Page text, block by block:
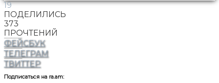
19
ПОДЕЛИЛИСЬ
373
ПРОЧТЕНИЙ
ФЕЙСБУК
ТЕЛЕГРАМ
ТВИТТЕР
Подписаться на ra.am: